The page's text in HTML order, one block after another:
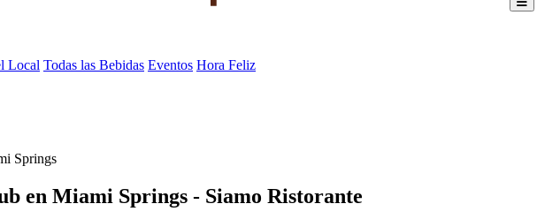
Local Todas las Bebidas Eventos Hora Feliz
Springs
en Miami Springs - Siamo Ristorante